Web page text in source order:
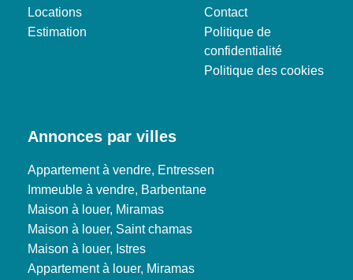
Locations
Estimation
Contact
Politique de
confidentialité
Politique des cookies
Annonces par villes
Appartement à vendre, Entressen
Immeuble à vendre, Barbentane
Maison à louer, Miramas
Maison à louer, Saint chamas
Maison à louer, Istres
Appartement à louer, Miramas